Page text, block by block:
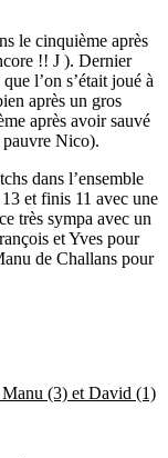
le cinquième après
!! J ). Dernier
l’on s’était joué à
après un gros
après avoir sauvé
pauvre Nico).
dans l’ensemble
et finis 11 avec une
très sympa avec un
et Yves pour
de Challans pour
(3) et David (1)